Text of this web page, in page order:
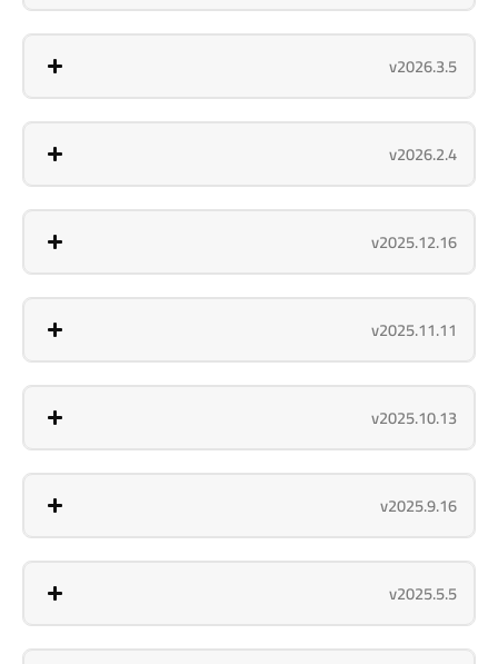
v2026.3.5
v2026.2.4
v2025.12.16
v2025.11.11
v2025.10.13
v2025.9.16
v2025.5.5